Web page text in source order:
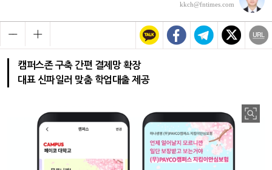
kkch@fntimes.com
캠퍼스존 구축 간편 결제망 확장
대표 신파일러 맞춤 학업대출 제공